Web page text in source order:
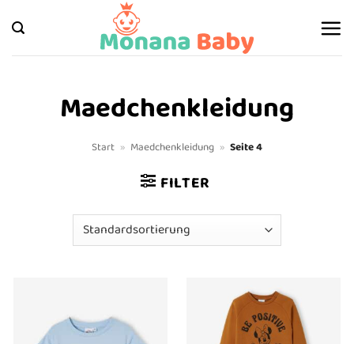
Inhalt
springen
Maedchenkleidung
Start » Maedchenkleidung » Seite 4
FILTER